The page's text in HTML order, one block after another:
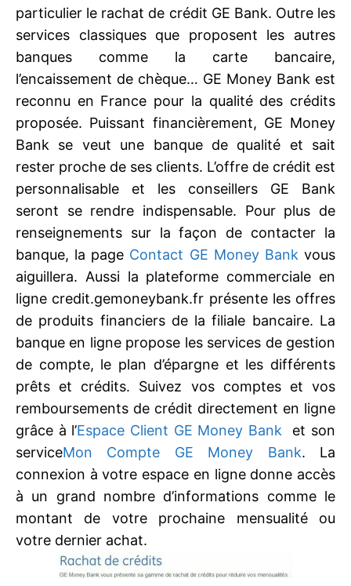
particulier le rachat de crédit GE Bank. Outre les
services classiques que proposent les autres
banques comme la carte bancaire,
l’encaissement de chèque… GE Money Bank est
reconnu en France pour la qualité des crédits
proposée. Puissant financièrement, GE Money
Bank se veut une banque de qualité et sait
rester proche de ses clients. L’offre de crédit est
personnalisable et les conseillers GE Bank
seront se rendre indispensable. Pour plus de
renseignements sur la façon de contacter la
banque, la page Contact GE Money Bank vous
aiguillera. Aussi la plateforme commerciale en
ligne credit.gemoneybank.fr présente les offres
de produits financiers de la filiale bancaire. La
banque en ligne propose les services de gestion
de compte, le plan d’épargne et les différents
prêts et crédits. Suivez vos comptes et vos
remboursements de crédit directement en ligne
grâce à l’Espace Client GE Money Bank
et son
serviceMon Compte GE Money Bank. La
connexion à votre espace en ligne donne accès
à un grand nombre d’informations comme le
montant de votre prochaine mensualité ou
votre dernier achat.